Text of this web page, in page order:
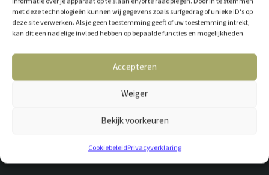
met deze technologieën kunnen wij gegevens zoals surfgedrag of unieke ID's op
deze site verwerken. Als je geen toestemming geeft of uw toestemming intrekt,
kan dit een nadelige invloed hebben op bepaalde functies en mogelijkheden.
Accepteren
Weiger
Bekijk voorkeuren
CookiebeleidPrivacyverklaring